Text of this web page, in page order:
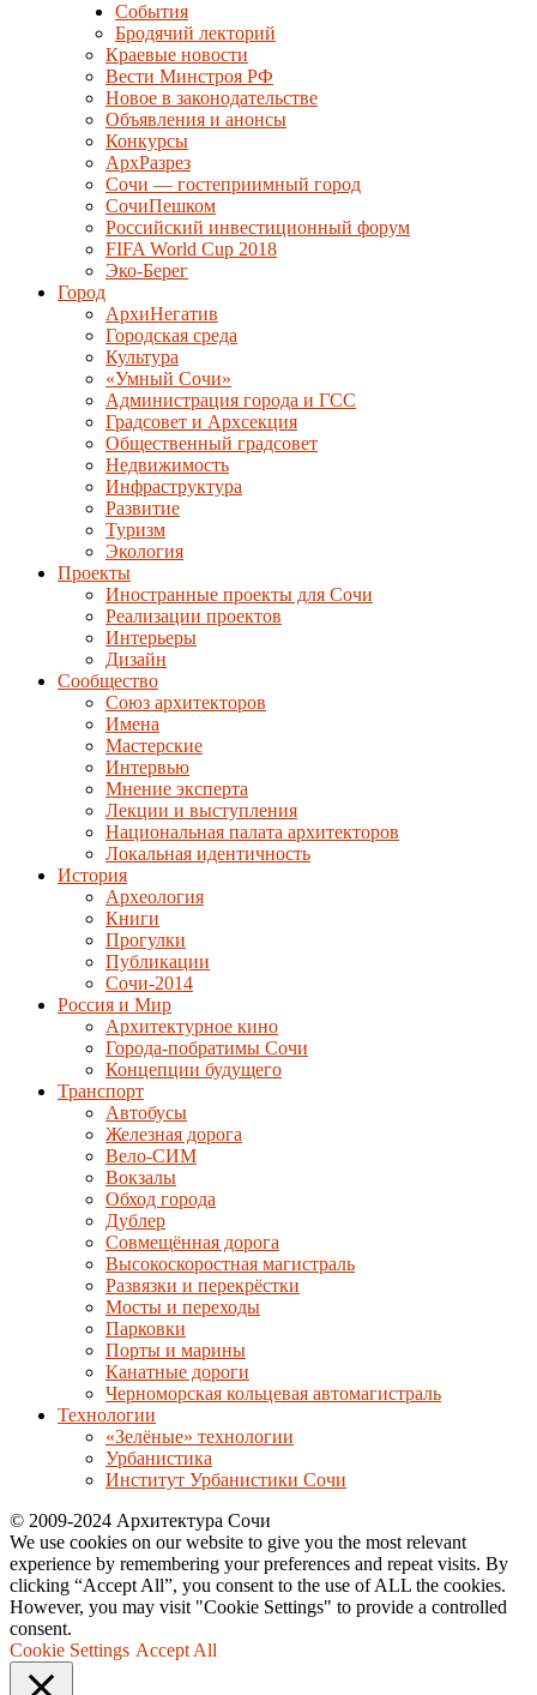
События
Бродячий лекторий
Краевые новости
Вести Минстроя РФ
Новое в законодательстве
Объявления и анонсы
Конкурсы
АрхРазрез
Сочи — гостеприимный город
СочиПешком
Российский инвестиционный форум
FIFA World Cup 2018
Эко-Берег
Город
АрхиНегатив
Городская среда
Культура
«Умный Сочи»
Администрация города и ГСС
Градсовет и Архсекция
Общественный градсовет
Недвижимость
Инфраструктура
Развитие
Туризм
Экология
Проекты
Иностранные проекты для Сочи
Реализации проектов
Интерьеры
Дизайн
Сообщество
Союз архитекторов
Имена
Мастерские
Интервью
Мнение эксперта
Лекции и выступления
Национальная палата архитекторов
Локальная идентичность
История
Археология
Книги
Прогулки
Публикации
Сочи-2014
Россия и Мир
Архитектурное кино
Города-побратимы Сочи
Концепции будущего
Транспорт
Автобусы
Железная дорога
Вело-СИМ
Вокзалы
Обход города
Дублер
Совмещённая дорога
Высокоскоростная магистраль
Развязки и перекрёстки
Мосты и переходы
Парковки
Порты и марины
Канатные дороги
Черноморская кольцевая автомагистраль
Технологии
«Зелёные» технологии
Урбанистика
Институт Урбанистики Сочи
© 2009-2024 Архитектура Сочи
We use cookies on our website to give you the most relevant
experience by remembering your preferences and repeat visits. By
clicking “Accept All”, you consent to the use of ALL the cookies.
However, you may visit "Cookie Settings" to provide a controlled
consent.
Cookie Settings Accept All